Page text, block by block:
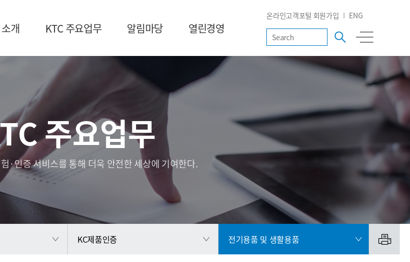
개 KTC 주요업무 알림마당 열린경영
온라인고객포털 회원가입 ENG
주요업무
·인증 서비스를 통해 더욱 안전한 세상에 기여한다.
KC제품인증 전기용품 및 생활용품